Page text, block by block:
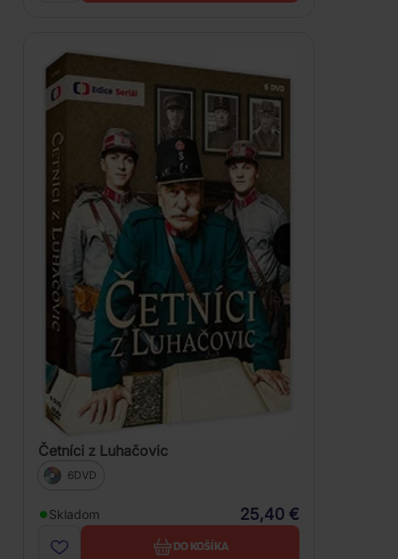
Četníci z Luhačovic
6DVD
Skladom 25,40 €
DO KOŠÍKA